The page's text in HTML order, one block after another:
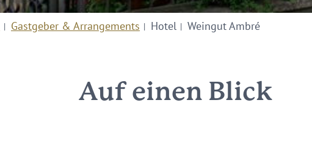
Gastgeber & Arrangements Hotel Weingut Ambré
Auf einen Blick